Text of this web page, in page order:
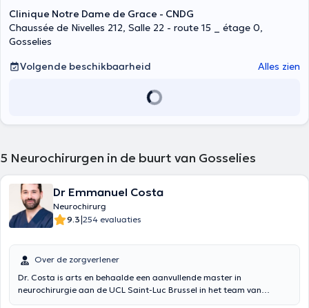
vasculair (metastase, primaire tumoren, enz.).Pathologie van
perifere zenuwen en spierzenuwen: compressiesyndroom (carpale
tunnel, cubitale tunnel, enz.), tumoren van perifere zenuwen,
Clinique Notre Dame de Grace - CNDG
Chaussée de Nivelles 212, Salle 22 - route 15 _ étage 0,
Gosselies
Volgende beschikbaarheid
Alles zien
5 Neurochirurgen in de buurt van Gosselies
Dr Emmanuel Costa
Neurochirurg
9.3|254 evaluaties
Over de zorgverlener
Dr. Costa is arts en behaalde een aanvullende master in
neurochirurgie aan de UCL Saint-Luc Brussel in het team van